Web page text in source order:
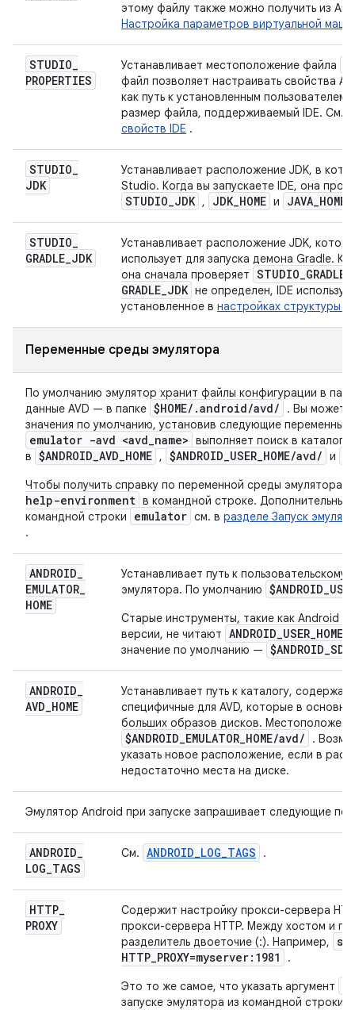
этому файлу также можно получить из
Настройка параметров виртуальной
STUDIO_
PROPERTIES
Устанавливает местоположение файла
файл позволяет настраивать свойства
как путь к установленным пользователем
размер файла, поддерживаемый IDE. См.
свойств IDE .
STUDIO_
JDK
Устанавливает расположение JDK, в
Studio. Когда вы запускаете IDE, она
STUDIO_JDK , JDK_HOME и JAVA_HOME
STUDIO_
GRADLE_JDK
Устанавливает расположение JDK,
использует для запуска демона Gradle.
она сначала проверяет STUDIO_GRADLE
GRADLE_JDK не определен, IDE
установленное в настройках структуры
Переменные среды эмулятора
По умолчанию эмулятор хранит файлы конфигурации в
данные AVD — в папке $HOME/ .android/avd/
. Вы можете
значения по умолчанию, установив следующие
emulator -avd <avd_name> выполняет поиск в каталоге
в $ANDROID_AVD_HOME , $ANDROID_USER_HOME/avd/ и
Чтобы получить справку по переменной среды эмулятора,
help-environment в командной строке.
командной строки
emulator см. в разделе Запуск
.
ANDROID_
EMULATOR_
HOME
Устанавливает путь к пользовательскому
эмулятора. По умолчанию $ANDROID_
Старые инструменты, такие как Android
версии, не читают ANDROID_USER_HOME
значение по умолчанию —
ANDROID_
AVD_HOME
Устанавливает путь к каталогу,
специфичные для AVD, которые в
больших образов дисков.
$ANDROID_EMULATOR_HOME/avd/
.
указать новое расположение, если в
недостаточно места на диске.
Эмулятор Android при запуске запрашивает следующие
ANDROID_
LOG_TAGS
См. ANDROID_LOG_TAGS .
HTTP_
PROXY
Содержит настройку прокси-сервера
прокси-сервера HTTP. Между хостом и
разделитель двоеточие (:). Например,
HTTP_PROXY=myserver:1981
.
Это то же самое, что указать аргумент
запуске эмулятора из командной строки.